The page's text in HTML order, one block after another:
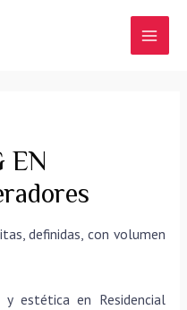
EN
definidas, con volumen
estética en Residencial